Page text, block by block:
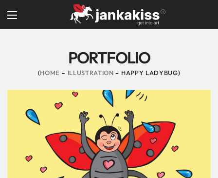
PORTFOLIO
HOME ILLUSTRATION HAPPY LADYBUG